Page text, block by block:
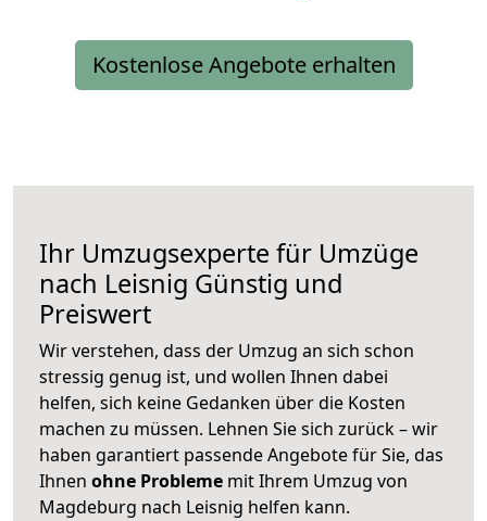
Kostenlose Angebote erhalten
Ihr Umzugsexperte für Umzüge
nach Leisnig Günstig und
Preiswert
Wir verstehen, dass der Umzug an sich schon
stressig genug ist, und wollen Ihnen dabei
helfen, sich keine Gedanken über die Kosten
machen zu müssen. Lehnen Sie sich zurück – wir
haben garantiert passende Angebote für Sie, das
Ihnen ohne Probleme mit Ihrem Umzug von
Magdeburg nach Leisnig helfen kann.